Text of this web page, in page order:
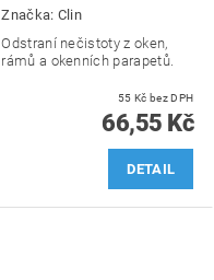
Značka: Clin
Odstraní nečistoty z oken,
rámů a okenních parapetů.
55 Kč bez DPH
66,55 Kč
DETAIL